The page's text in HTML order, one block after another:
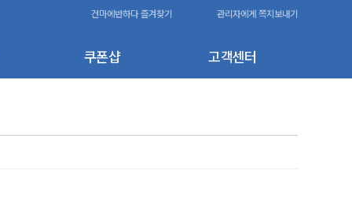
쿠폰샵 고객센터
건마에반하다 즐겨찾기 관리자에게 쪽지보내기